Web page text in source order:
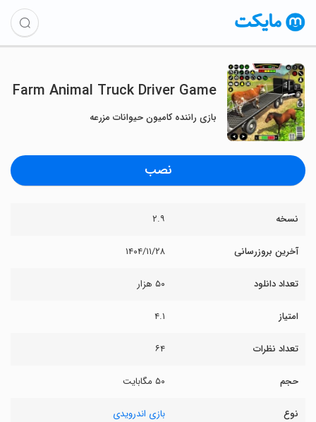
Farm Animal Truck Driver Game
بازی راننده کامیون حیوانات مزرعه
نصب
نسخه ۲.۹
آخرین بروزرسانی ۱۴۰۴/۱۱/۲۸
تعداد دانلود ۵۰ هزار
امتیاز ۴.۱
تعداد نظرات ۶۴
حجم ۵۰ مگابایت
نوع بازی اندرویدی